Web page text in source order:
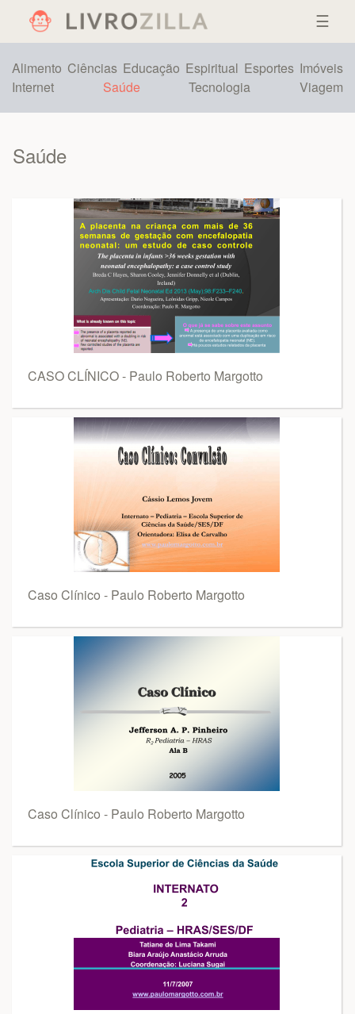
☰
Alimento Ciências Educação Espiritual Esportes Imóveis
Internet
Saúde Tecnologia Viagem
Saúde
CASO CLÍNICO - Paulo Roberto Margotto
Caso Clínico - Paulo Roberto Margotto
Caso Clínico - Paulo Roberto Margotto